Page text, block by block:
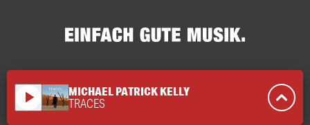
play_arrow MICHAEL PATRICK KELLY
TRACES